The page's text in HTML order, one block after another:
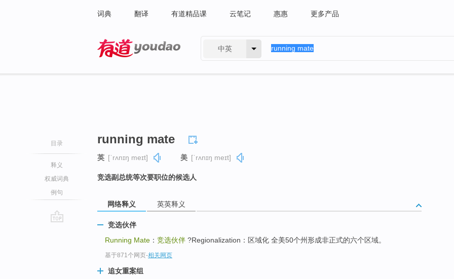
词典 翻译 有道精品课 云笔记 惠惠 更多产品
中英
目录
释义
权威词典
例句
running mate
英 [ˈrʌnɪŋ meɪt] 美 [ˈrʌnɪŋ meɪt]
竞选副总统等次要职位的候选人
网络释义 英英释义
竞选伙伴
Running Mate ： 竞选伙伴 ?Regionalization：区域化 全美50个州形成非正式的六个区域。
基于871个网页-相关网页
追女重案组